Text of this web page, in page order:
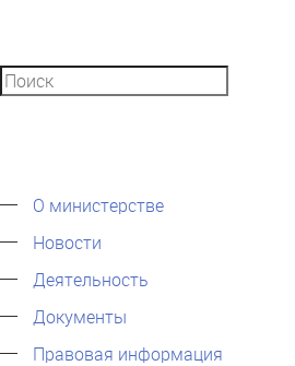
О министерстве
Новости
Деятельность
Документы
Правовая информация